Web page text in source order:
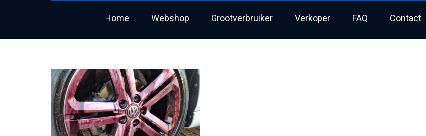
Home Webshop Grootverbruiker Verkoper FAQ Contact